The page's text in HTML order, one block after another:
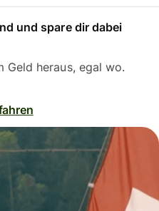
und spare dir dabei
Geld heraus, egal wo.